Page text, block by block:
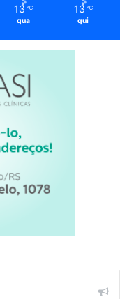
13 ℃
qua
13 ℃
qui